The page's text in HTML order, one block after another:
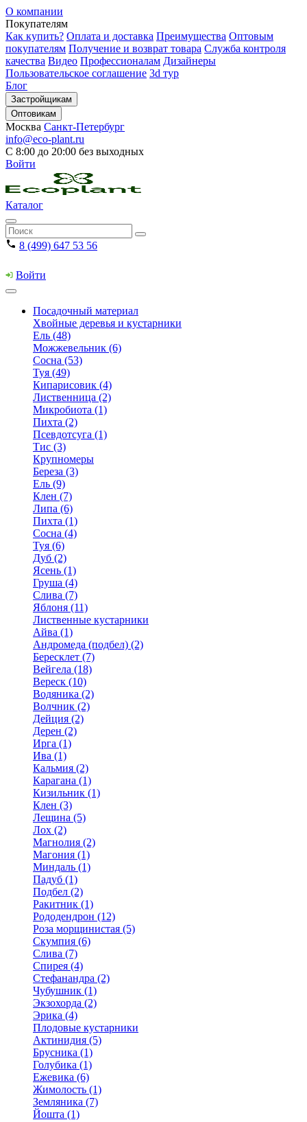
О компании
Покупателям
Как купить? Оплата и доставка Преимущества Оптовым
покупателям Получение и возврат товара Служба контроля
качества Видео Профессионалам Дизайнеры
Пользовательское соглашение 3d тур
Блог
Застройщикам
Оптовикам
Москва Санкт-Петербург
info@eco-plant.ru
С 8:00 до 20:00 без выходных
Войти
Каталог
8 (499) 647 53 56
Войти
Посадочный материал
Хвойные деревья и кустарники
Ель (48)
Можжевельник (6)
Сосна (53)
Туя (49)
Кипарисовик (4)
Лиственница (2)
Микробиота (1)
Пихта (2)
Псевдотсуга (1)
Тис (3)
Крупномеры
Береза (3)
Ель (9)
Клен (7)
Липа (6)
Пихта (1)
Сосна (4)
Туя (6)
Дуб (2)
Ясень (1)
Груша (4)
Слива (7)
Яблоня (11)
Лиственные кустарники
Айва (1)
Андромеда (подбел) (2)
Бересклет (7)
Вейгела (18)
Вереск (10)
Водяника (2)
Волчник (2)
Дейция (2)
Дерен (2)
Ирга (1)
Ива (1)
Кальмия (2)
Карагана (1)
Кизильник (1)
Клен (3)
Лещина (5)
Лох (2)
Магнолия (2)
Магония (1)
Миндаль (1)
Падуб (1)
Подбел (2)
Ракитник (1)
Рододендрон (12)
Роза морщинистая (5)
Скумпия (6)
Слива (7)
Спирея (4)
Стефанандра (2)
Чубушник (1)
Экзохорда (2)
Эрика (4)
Плодовые кустарники
Актинидия (5)
Брусника (1)
Голубика (1)
Ежевика (6)
Жимолость (1)
Земляника (7)
Йошта (1)